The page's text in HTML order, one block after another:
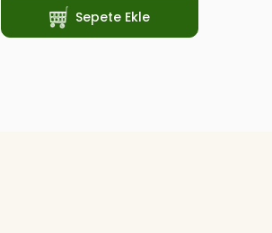
Sepete Ekle